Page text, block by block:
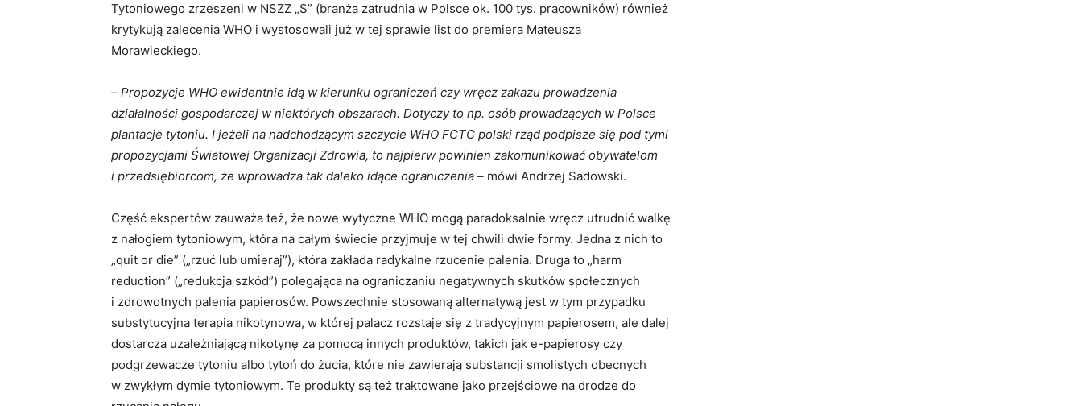
Tytoniowego zrzeszeni w NSZZ „S” (branża zatrudnia w Polsce ok. 100 tys. pracowników) również
krytykują zalecenia WHO i wystosowali już w tej sprawie list do premiera Mateusza
Morawieckiego.
– Propozycje WHO ewidentnie idą w kierunku ograniczeń czy wręcz zakazu prowadzenia
działalności gospodarczej w niektórych obszarach. Dotyczy to np. osób prowadzących w Polsce
plantacje tytoniu. I jeżeli na nadchodzącym szczycie WHO FCTC polski rząd podpisze się pod tymi
propozycjami Światowej Organizacji Zdrowia, to najpierw powinien zakomunikować obywatelom
i przedsiębiorcom, że wprowadza tak daleko idące ograniczenia – mówi Andrzej Sadowski.
Część ekspertów zauważa też, że nowe wytyczne WHO mogą paradoksalnie wręcz utrudnić walkę
z nałogiem tytoniowym, która na całym świecie przyjmuje w tej chwili dwie formy. Jedna z nich to
„quit or die” („rzuć lub umieraj”), która zakłada radykalne rzucenie palenia. Druga to „harm
reduction” („redukcja szkód”) polegająca na ograniczaniu negatywnych skutków społecznych
i zdrowotnych palenia papierosów. Powszechnie stosowaną alternatywą jest w tym przypadku
substytucyjna terapia nikotynowa, w której palacz rozstaje się z tradycyjnym papierosem, ale dalej
dostarcza uzależniającą nikotynę za pomocą innych produktów, takich jak e-papierosy czy
podgrzewacze tytoniu albo tytoń do żucia, które nie zawierają substancji smolistych obecnych
w zwykłym dymie tytoniowym. Te produkty są też traktowane jako przejściowe na drodze do